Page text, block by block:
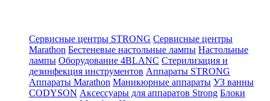
Сервисные центры STRONG Сервисные центры
Marathon Бестеневые настольные лампы Настольные
лампы Оборудование 4BLANC Стерилизация и
дезинфекция инструментов Аппараты STRONG
Аппараты Marathon Маникюрные аппараты УЗ ванны
CODYSON Аксессуары для аппаратов Strong Блоки